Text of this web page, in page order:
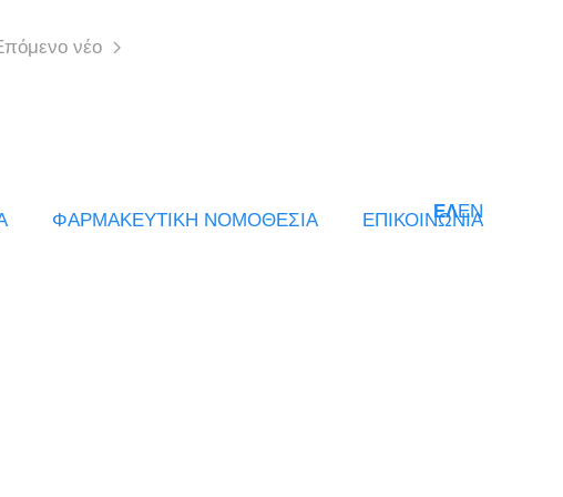
νέο
ΕΛEN
ΦΑΡΜΑΚΕΥΤΙΚΗ ΝΟΜΟΘΕΣΙΑ ΕΠΙΚΟΙΝΩΝΙΑ